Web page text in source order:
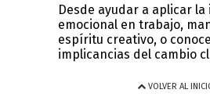
Desde ayudar a aplicar
emocional en trabajo,
espíritu creativo, o
implicancias del cambio
VOLVER AL